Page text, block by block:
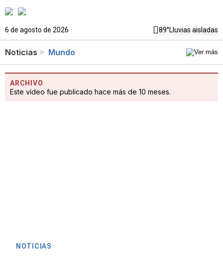
6 de agosto de 2026 89°Lluvias aisladas
Noticias Mundo
ARCHIVO
Este vídeo fue publicado hace más de 10 meses.
NOTICIAS